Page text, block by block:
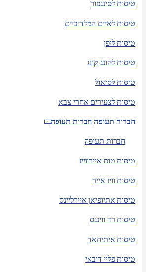
טיסות לסינגפור
טיסות לאיים המלדיביים
טיסות ליפן
טיסות להונג קונג
טיסות לסיאול
טיסות לצעירים אחרי צבא
חברות תעופה חברות תעופה
חברות תעופה
טיסות טוס איירווייז
טיסות וויז אייר
טיסות אתיופיאן איירליינס
טיסות רד ווינגס
טיסות איתיחאד
טיסות פליי דובאי